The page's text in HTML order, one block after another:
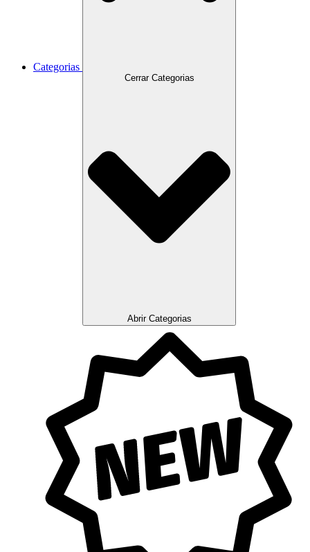
Categorias
Cerrar Categorias
Abrir Categorias